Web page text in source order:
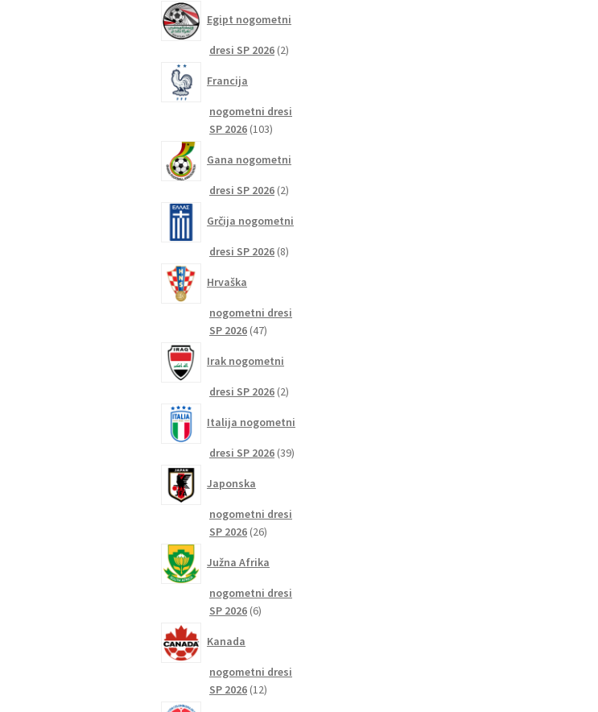
Egipt nogometni
dresi SP 2026 22
Francija
nogometni dresi
SP 2026 103103
Gana nogometni
dresi SP 2026 22
Grčija nogometni
dresi SP 2026 88
Hrvaška
nogometni dresi
SP 2026 4747
Irak nogometni
dresi SP 2026 22
Italija nogometni
dresi SP 2026 3939
Japonska
nogometni dresi
SP 2026 2626
Južna Afrika
nogometni dresi
SP 2026 66
Kanada
nogometni dresi
SP 2026 1212